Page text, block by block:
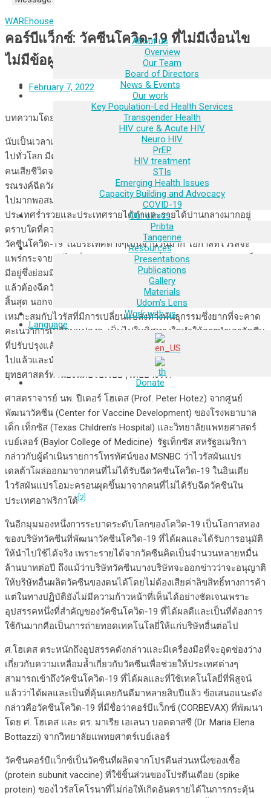
WAREhouse
About us
Overview
Our Team
Board of Directors
News & Events
Our work
Key Population-Led Health Services
Transgender Health
HIV cure & Acute HIV
Neuro HIV
PrEP
HIV treatment
STIs
Emerging Health Issues
Capacity Building and Advocacy
COVID-19
Our clinics
Pribta
Tangerine
Resources
Presentations
Publications
Gallery
Materials
Udom’s Lens
Work with us
Language
Donate
คอร์บีแว็กซ์: วัคซีนโควิด-19 ที่ไม่มีเงื่อนไข
ไม่มีข้อผูกมัด
February 7, 2022
บทความโดย อุดม ลิขิตวรรณวุฒิ
นับเป็นเวลาเกินกว่าสองปีแล้วที่การระบาดของโควิด-19 แพร่กระจาย
ไปทั่วโลก มีคนติดเชื้อทั้งหมดจากทั่วโลกมากกว่า 375 ล้านคน และมี
คนเสียชีวิตจากโควิด-19 ไปแล้วมากกว่า 5.6 ล้านคน
รณรงค์ฉีดวัคซีนโควิด-19 ให้แก่คนในประเทศต่างๆมีความก้าวหน้า
ไปมากพอสมควร แต่ยังมีช่องว่างของการรณรงค์ฉีดวัคซีนระหว่าง
ประเทศร่ำรวยและประเทศรายได้ต่ำและรายได้ปานกลางมากอยู่
ตราบใดที่ความเหลื่อมล้ำเกี่ยวกับวัคซีนยังมีอยู่และมีคนที่ไม่ได้รับฉีด
วัคซีนโควิด-19 ในประเทศต่างๆเป็นจำนวนมาก โอกาสที่ไวรัสจะ
แพร่กระจายต่อไปเรื่อยๆ และเกิดการเปลี่ยนแปลงทางพันธุกรรมก็ยัง
มีอยู่ซึ่งย่อมมีผลทำให้ประเทศที่ประชาชนส่วนมากได้รับฉีดวัคซีนไป
แล้วต้องฉีดวัคซีนกระตุ้นให้แก่ประชาชนของตนต่อไปเรื่อยๆ ไม่มีที่
สิ้นสุด นอกจากนั้นแล้วอาจจะต้องปรับปรุงวัคซีนของแต่ละครั้งให้
เหมาะสมกับไวรัสที่มีการเปลี่ยนแปลงทางพันธุกรรมซึ่งยากที่จะคาด
คะเนว่าการเปลี่ยนแปลงจะเป็นไปในทิศทางใดทำให้การนำเอาวัคซีน
ที่ปรับปรุงแล้วไปใช้ล่าช้าไปหลังจากที่การปะทุระบาดคร้ังใหม่ผ่าน
ไปแล้วและนำไปสู่คำถามว่าจะคงการแก้ปัญหาการระบาดด้วย
ยุทธศาสตร์ทำนองนี้ต่อไปเรื่อยๆได้อย่างไร?
ศาสตราจารย์ นพ. ปีเตอร์ โฮเตส (Prof. Peter Hotez) จากศูนย์
พัฒนาวัคซีน (Center for Vaccine Development) ของโรงพยาบาล
เด็ก เท็กซัส (Texas Children’s Hospital) และวิทยาลัยแพทยศาสตร์
เบย์เลอร์ (Baylor College of Medicine) รัฐเท็กซัส สหรัฐอเมริกา
กล่าวกับผู้ดำเนินรายการโทรทัศน์ของ MSNBC ว่าไวรัสผันแปร
เดลต้าโผล่ออกมาจากคนที่ไม่ได้รับฉีดวัคซีนโควิด-19 ในอินเดีย
ไวรัสผันแปรโอมะครอนผุดขึ้นมาจากคนที่ไม่ได้รับฉีดวัคซีนใน
ประเทศอาฟริกาใต้ [2]
ในอีกมุมมองหนึ่งการระบาดระดับโลกของโควิด-19 เป็นโอกาสทอง
ของบริษัทวัคซีนที่พัฒนาวัคซีนโควิด-19 ที่ได้ผลและได้รับการอนุมัติ
ให้นำไปใช้ได้จริง เพราะรายได้จากวัคซีนคิดเป็นจำนวนหลายหมื่น
ล้านบาทต่อปี ถึงแม้ว่าบริษัทวัคซีนบางบริษัทจะออกข่าวว่าจะอนุญาติ
ให้บริษัทอื่นผลิตวัคซีนของตนได้โดยไม่ต้องเสียค่าลิขสิทธิ์ทางการค้า
แต่ในทางปฏิบัติยังไม่มีความก้าวหน้าที่เห็นได้อย่างชัดเจนเพราะ
อุปสรรคหนึ่งที่สำคัญของวัคซีนโควิด-19 ที่ได้ผลดีและเป็นที่ต้องการ
ใช้กันมากคือเป็นการถ่ายทอดเทคโนโลยี่ให้แก่บริษัทอื่นต่อไป
ศ.​โฮเตส ตระหนักถึงอุปสรรคดังกล่าวและมีเครื่องมือที่จะอุดช่องว่าง
เกี่ยวกับความเหลื่อมล้ำเกี่ยวกับวัคซีนเพื่อช่วยให้ประเทศต่างๆ
สามารถเข้าถึงวัคซีนโควิด-19 ที่ได้ผลและที่ใช้เทคโนโลยี่ที่พิสูจน์
แล้วว่าได้ผลและเป็นที่คุ้นเคยกันดีมาหลายสิบปีแล้ว ข้อเสนอแนะดัง
กล่าวคือวัคซีนโควิด-19 ที่มีชื่อว่าคอร์บีแว็กซ์ (CORBEVAX) ที่พัฒนา
โดย ศ. โฮเตส และ ดร. มาเรีย เอเลนา บอตตาสซี (Dr. Maria Elena
Bottazzi) จากวิทยาลัยแพทยศาตร์เบย์เลอร์
วัคซีนคอร์บีแว็กซ์เป็นวัคซีนที่ผลิตจากโปรตีนส่วนหนึ่งของเชื้อ
(protein subunit vaccine) ที่ใช้ชิ้นส่วนของโปรตีนเดือย (spike
protein) ของไวรัสโคโรนาที่ไม่ก่อให้เกิดอันตรายได้ในการกระตุ้น